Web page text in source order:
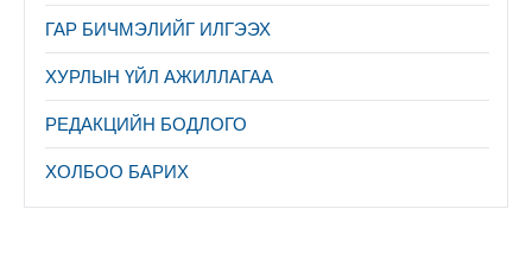
ГАР БИЧМЭЛИЙГ ИЛГЭЭХ
ХУРЛЫН ҮЙЛ АЖИЛЛАГАА
РЕДАКЦИЙН БОДЛОГО
ХОЛБОО БАРИХ